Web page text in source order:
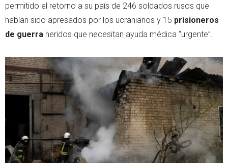
permitido el retorno a su país de 246 soldados rusos que
habían sido apresados por los ucranianos y 15 prisioneros
de guerra heridos que necesitan ayuda médica “urgente”.